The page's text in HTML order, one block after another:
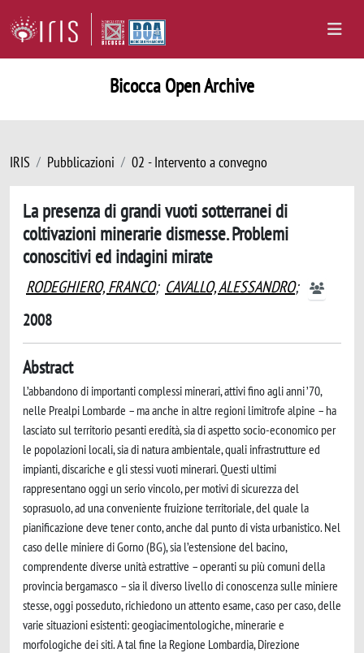
Bicocca Open Archive
IRIS Pubblicazioni 02 - Intervento a convegno
La presenza di grandi vuoti sotterranei di
coltivazioni minerarie dismesse. Problemi
conoscitivi ed indagini mirate
RODEGHIERO, FRANCO; CAVALLO, ALESSANDRO;
2008
Abstract
L’abbandono di importanti complessi minerari, attivi fino agli anni ’70,
nelle Prealpi Lombarde – ma anche in altre regioni limitrofe alpine – ha
lasciato sul territorio pesanti eredità, sia di aspetto socio-economico per
le popolazioni locali, sia di natura ambientale, quali infrastrutture ed
impianti, discariche e gli stessi vuoti minerari. Questi ultimi
rappresentano oggi un serio vincolo, per motivi di sicurezza del
soprasuolo, ad una conveniente fruizione territoriale, del quale la
pianificazione deve tener conto, anche dal punto di vista urbanistico. Nel
caso delle miniere di Gorno (BG), sia l’estensione del bacino,
comprendente diverse unità estrattive – operanti su più comuni della
provincia bergamasco – sia il diverso livello di conoscenza sulle miniere
stesse, oggi posseduto, richiedono un attento esame, caso per caso, delle
varie situazioni esistenti: geogiacimentologiche, minerarie e
morfologiche dei siti. A tal fine la Regione Lombardia, Direzione